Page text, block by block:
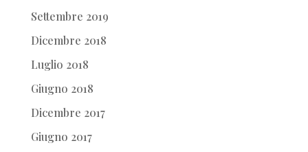
Settembre 2019
Dicembre 2018
Luglio 2018
Giugno 2018
Dicembre 2017
Giugno 2017